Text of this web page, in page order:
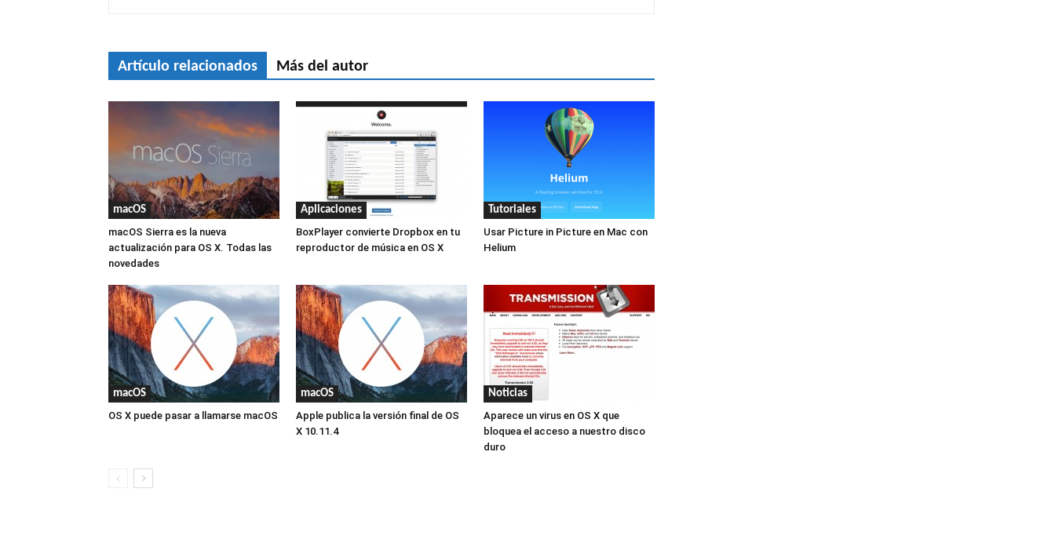
Artículo relacionados Más del autor
macOS
macOS Sierra es la nueva
actualización para OS X. Todas las
novedades
Aplicaciones
BoxPlayer convierte Dropbox en tu
reproductor de música en OS X
Tutoriales
Usar Picture in Picture en Mac con
Helium
macOS
OS X puede pasar a llamarse macOS
macOS
Apple publica la versión final de OS
X 10.11.4
Noticias
Aparece un virus en OS X que
bloquea el acceso a nuestro disco
duro